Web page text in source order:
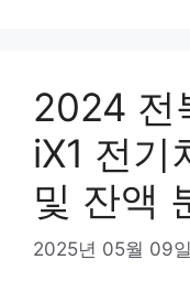
2024 전
iX1 전기
및 잔액
2025년 05월 09일